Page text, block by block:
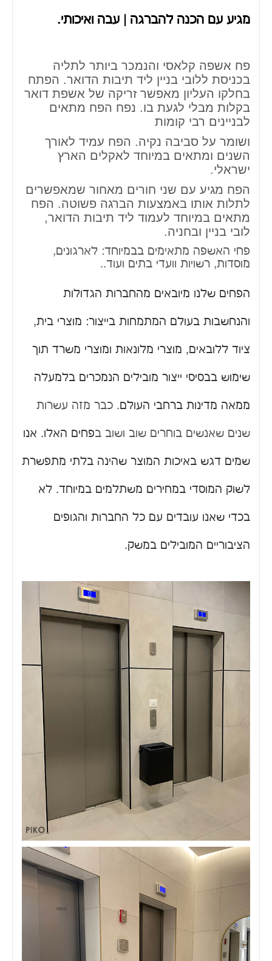
מגיע עם הכנה להברגה | עבה ואיכותי.
פח אשפה קלאסי והנמכר ביותר לתליה
בכניסת ללובי בניין ליד תיבות הדואר. הפתח
בחלקו העליון מאפשר זריקה של אשפת דואר
בקלות מבלי לגעת בו. נפח הפח מתאים
לבניינים רבי קומות
ושומר על סביבה נקיה. הפח עמיד לאורך
השנים ומתאים במיוחד לאקלים הארץ
ישראלי.
הפח מגיע עם שני חורים מאחור שמאפשרים
לתלות אותו באמצעות הברגה פשוטה. הפח
מתאים במיוחד לעמוד ליד תיבות הדואר,
לובי בניין ובחניה.
פחי האשפה מתאימים בבמיוחד: לארגונים,
מוסדות, רשויות וועדי בתים ועוד..
הפחים שלנו מיובאים מהחברות הגדולות
והנחשבות בעולם המתמחות בייצור: מוצרי בית,
ציוד ללובאים, מוצרי מלונאות ומוצרי משרד תוך
שימוש בבסיסי ייצור מובילים הנמכרים בלמעלה
ממאה מדינות ברחבי העולם. כבר מזה עשרות
שנים שאנשים בוחרים שוב ושוב בפחים האלו. אנו
שמים דגש באיכות המוצר שהינה בלתי מתפשרת
לשוק המוסדי במחירים משתלמים במיוחד. לא
בכדי שאנו עובדים עם כל החברות והגופים
הציבוריים המובילים במשק.